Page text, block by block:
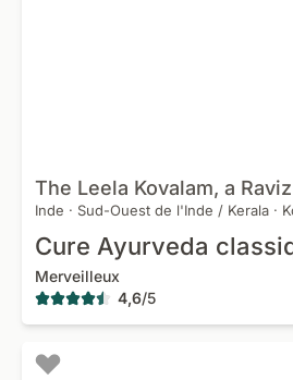
The Leela Kovalam, a Raviz
Inde · Sud-Ouest de l'Inde / Kerala ·
Cure Ayurveda
Merveilleux
4,6/5